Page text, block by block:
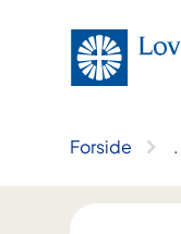
Forside